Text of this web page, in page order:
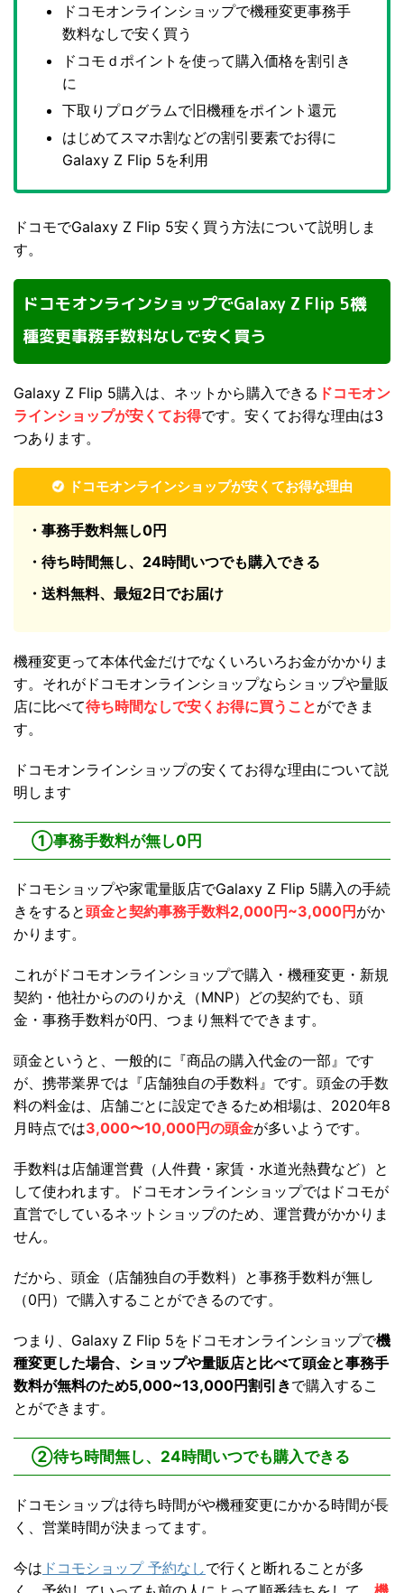
ドコモオンラインショップで機種変更事務手
数料なしで安く買う
ドコモｄポイントを使って購入価格を割引き
に
下取りプログラムで旧機種をポイント還元
はじめてスマホ割などの割引要素でお得に
Galaxy Z Flip 5を利用
ドコモでGalaxy Z Flip 5安く買う方法について説明しま
す。
ドコモオンラインショップでGalaxy Z Flip 5機
種変更事務手数料なしで安く買う
Galaxy Z Flip 5購入は、ネットから購入できる ドコモオン
ラインショップが安くてお得です。安くてお得な理由は3
つあります。
ドコモオンラインショップが安くてお得な理由
・事務手数料無し0円
・待ち時間無し、24時間いつでも購入できる
・送料無料、最短2日でお届け
機種変更って本体代金だけでなくいろいろお金がかかりま
す。それがドコモオンラインショップならショップや量販
店に比べて待ち時間なしで安くお得に買うことができま
す。
ドコモオンラインショップの安くてお得な理由について説
明します
①事務手数料が無し0円
ドコモショップや家電量販店でGalaxy Z Flip 5購入の手続
きをすると頭金と契約事務手数料2,000円~3,000円がか
かります。
これがドコモオンラインショップで購入・機種変更・新規
契約・他社からののりかえ（MNP）どの契約でも、頭
金・事務手数料が0円、つまり無料でできます。
頭金というと、一般的に『商品の購入代金の一部』です
が、携帯業界では『店舗独自の手数料』です。頭金の手数
料の料金は、店舗ごとに設定できるため相場は、2020年8
月時点では3,000〜10,000円の頭金が多いようです。
手数料は店舗運営費（人件費・家賃・水道光熱費など）と
して使われます。ドコモオンラインショップではドコモが
直営でしているネットショップのため、運営費がかかりま
せん。
だから、頭金（店舗独自の手数料）と事務手数料が無し
（0円）で購入することができるのです。
つまり、Galaxy Z Flip 5をドコモオンラインショップで機
種変更した場合、ショップや量販店と比べて頭金と事務手
数料が無料のため5,000~13,000円割引きで購入するこ
とができます。
②待ち時間無し、24時間いつでも購入できる
ドコモショップは待ち時間がや機種変更にかかる時間が長
く、営業時間が決まってます。
今は ドコモショップ 予約なしで行くと断れることが多